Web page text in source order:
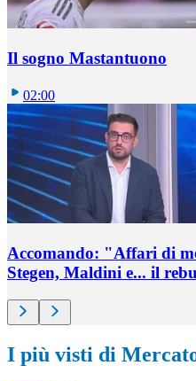
Il sogno Mastantuono
02:00
Accomando: "Affari di
Stegen, Maldini e... il
I più visti di